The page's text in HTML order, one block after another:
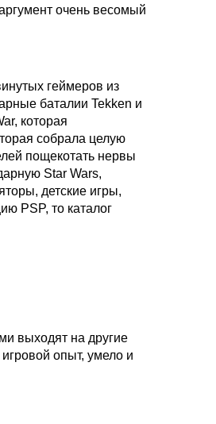
очень весомый
геймеров из
баталии Tekken и
которая
собрала целую
пощекотать нервы
Star Wars,
детские игры,
PSP, то каталог
выходят на другие
опыт, умело и